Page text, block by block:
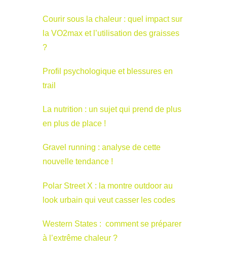
Courir sous la chaleur : quel impact sur
la VO2max et l’utilisation des graisses
?
Profil psychologique et blessures en
trail
La nutrition : un sujet qui prend de plus
en plus de place !
Gravel running : analyse de cette
nouvelle tendance !
Polar Street X : la montre outdoor au
look urbain qui veut casser les codes
Western States : comment se préparer
à l’extrême chaleur ?